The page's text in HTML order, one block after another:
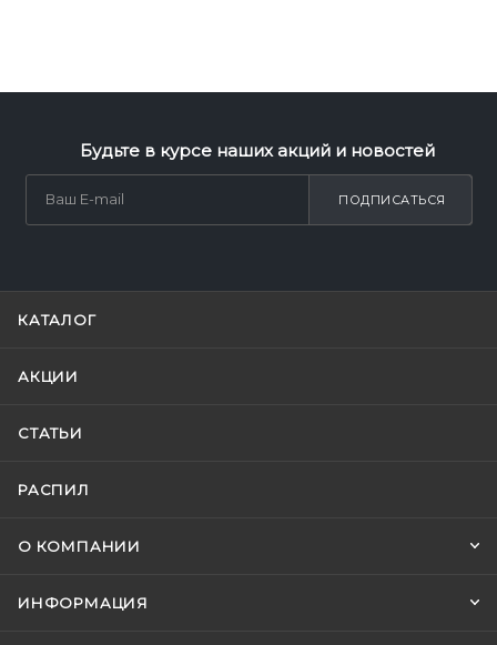
Будьте в курсе наших акций и новостей
ПОДПИСАТЬСЯ
КАТАЛОГ
АКЦИИ
СТАТЬИ
РАСПИЛ
О КОМПАНИИ
ИНФОРМАЦИЯ